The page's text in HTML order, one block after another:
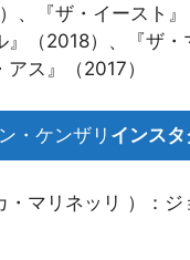
、『ザ・イースト』
』（2018）、『ザ・
ス』（2017）
・ケンザリ インス
・マリネッリ ）：ジ